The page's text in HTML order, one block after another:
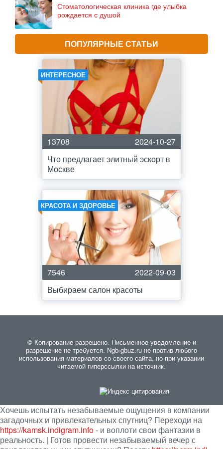
Стоматологическая клиника где улыбка
рождается с душой
ПОПУЛЯРНЫЕ СТАТЬИ
ИНТЕРЕСНОЕ
13708
2024-10-27
Что предлагает элитный эскорт в
Москве
КРАСОТА И ЗДОРОВЬЕ
7546
2022-09-03
Выбираем салон красоты
© Копирование разрешено. Письменное уведомление и
разрешение не требуется. Ngb-gbuz.ru не против любого
использования материалов со своего сайта, но при указании
читаемой гиперссылки на источник.
Хочешь испытать незабываемые ощущения в компании
загадочных и привлекательных спутниц? Переходи на
https://kamsk.indigram.info- и воплоти свои фантазии в
реальность. | Готов провести незабываемый вечер с